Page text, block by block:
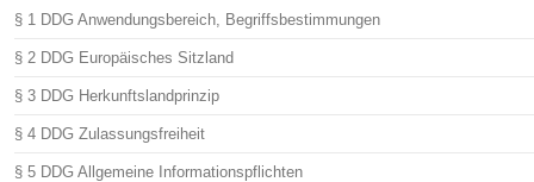
§ 1 DDG Anwendungsbereich, Begriffsbestimmungen
§ 2 DDG Europäisches Sitzland
§ 3 DDG Herkunftslandprinzip
§ 4 DDG Zulassungsfreiheit
§ 5 DDG Allgemeine Informationspflichten